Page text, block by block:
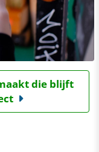
die blijft